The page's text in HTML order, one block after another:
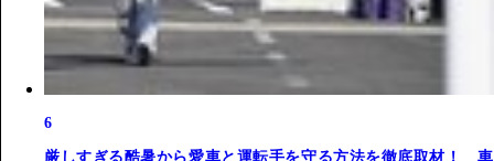
6
厳しすぎる酷暑から愛車と運転手を守る方法を徹底取材！ 車